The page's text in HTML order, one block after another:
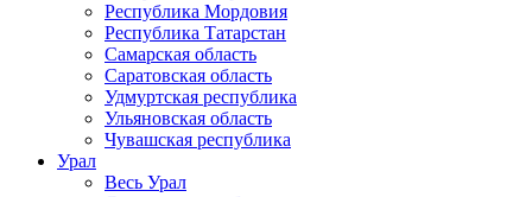
Республика Мордовия
Республика Татарстан
Самарская область
Саратовская область
Удмуртская республика
Ульяновская область
Чувашская республика
Урал
Весь Урал